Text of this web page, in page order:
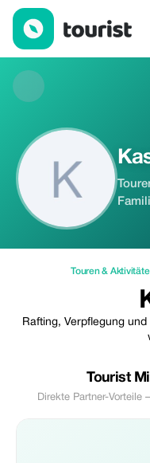
Kasim — Touren &
Touren &
Rafting, Verpflegung
Tourist
Direkte Partner-